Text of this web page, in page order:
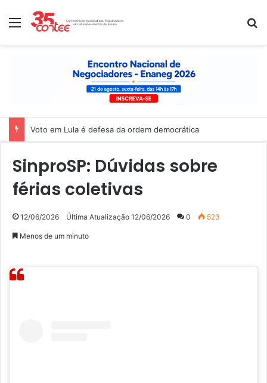
Menu
Voto em Lula é defesa da ordem democrática
SinproSP: Dúvidas sobre
férias coletivas
12/06/2026 Última Atualização 12/06/2026 0 523
Menos de um minuto